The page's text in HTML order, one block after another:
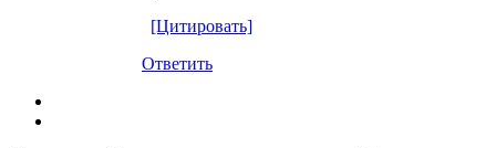
[Цитировать]
Ответить